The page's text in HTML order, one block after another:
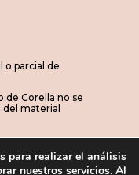
o parcial de
de Corella no se
material
para realizar el análisis
nuestros servicios. Al